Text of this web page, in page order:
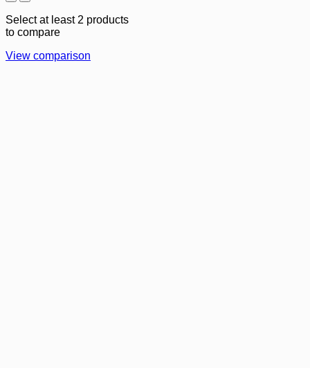
Select at least 2 products
to compare
View comparison